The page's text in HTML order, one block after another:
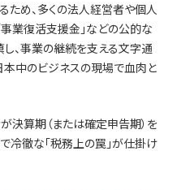
ため、多くの法人経営者や個人
事業復活支援金」などの公的な
、事業の継続を支える文字通
本中のビジネスの現場で血肉と
決算期（または確定申告期）を
冷徹な「税務上の罠」が仕掛け